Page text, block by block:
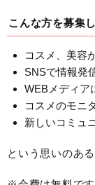
こんな方を募集
コスメ、美容
SNSで情報発
WEBメディア
コスメのモニ
新しいコミュ
という思いのあ